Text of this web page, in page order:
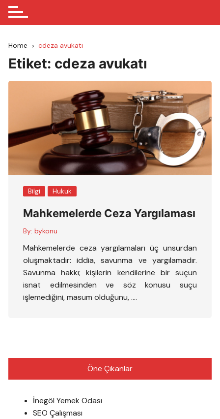
Home cdeza avukatı
Etiket: cdeza avukatı
Bilgi Hukuk
Mahkemelerde Ceza Yargılaması
By: bykonu
Mahkemelerde ceza yargılamaları üç unsurdan
oluşmaktadır: iddia, savunma ve yargılamadır.
Savunma hakkı; kişilerin kendilerine bir suçun
isnat edilmesinden ve söz konusu suçu
işlemediğini, masum olduğunu, ….
Öne Çıkanlar
İnegöl Yemek Odası
SEO Çalışması